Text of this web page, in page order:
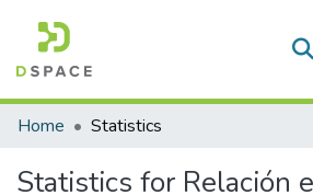
Communities & Collections
Home Statistics
Statistics for Relación